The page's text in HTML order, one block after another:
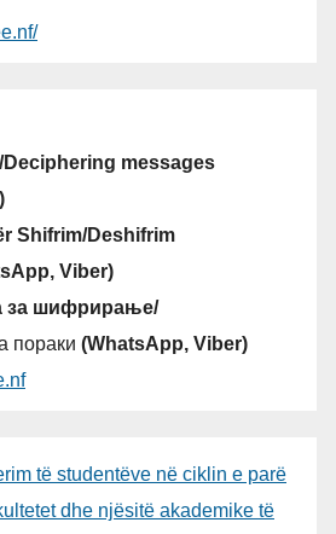
messages
Shifrim/Deshifrim
Viber)
за шифрирање/
пораки (WhatsApp, Viber)
të studentëve në ciklin e parë
dhe njësitë akademike të